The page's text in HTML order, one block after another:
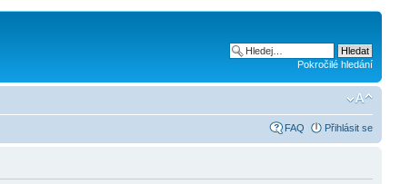
Pokročilé hledání
FAQ Přihlásit se